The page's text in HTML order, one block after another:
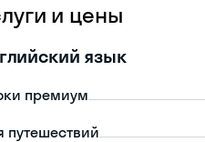
и цены
язык
премиум
путешествий